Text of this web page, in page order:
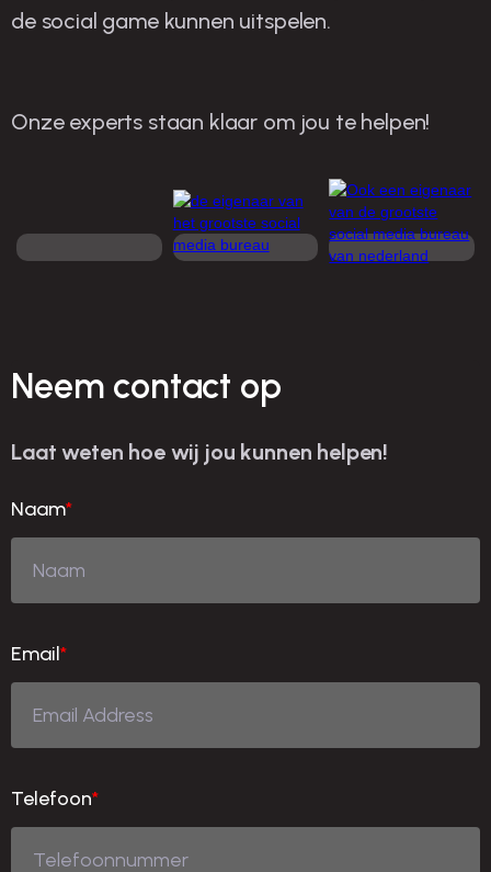
de social game kunnen uitspelen.
Onze experts staan klaar om jou te helpen!
Neem contact op
Laat weten hoe wij jou kunnen helpen!
Naam*
Email*
Telefoon*